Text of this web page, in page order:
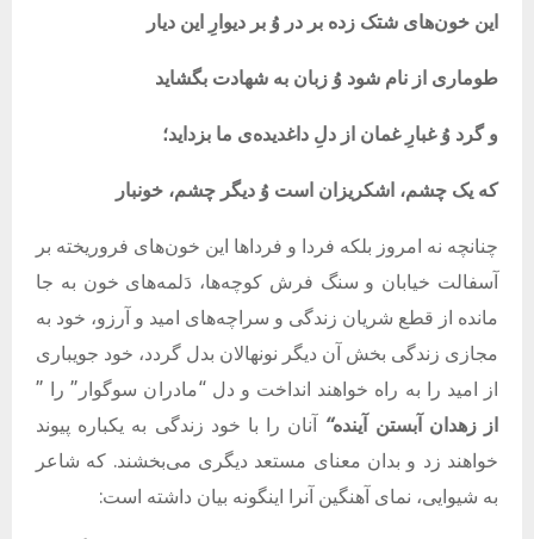
این خون‌های شتک زده بر در وُ بر دیوارِ این دیار
طوماری از نام شود وُ زبان به شهادت بگشاید
و گرد وُ غبارِ غمان از دلِ داغدیده‌ی ما بزداید؛
که یک چشم، اشکریزان است وُ دیگر چشم، خونبار
چنانچه نه امروز بلکه فردا و فرداها این خون‌های فروریخته بر
آسفالت خیابان و سنگ فرش کوچه‌ها، دَلمه‌های خون به جا
مانده از قطع شریان زندگی و سراچه‌های امید و آرزو، خود به
مجازی زندگی بخش آن دیگر نونهالان بدل گردد، خود جویباری
از امید را به راه خواهند انداخت و دل “مادران سوگوار” را ”
از
زهدان آبستن آینده“ آنان را با خود زندگی به یکباره پیوند
خواهند زد و بدان معنای مستعد دیگری می‌بخشند. که شاعر
به شیوایی، نمای آهنگین آنرا اینگونه بیان داشته است: